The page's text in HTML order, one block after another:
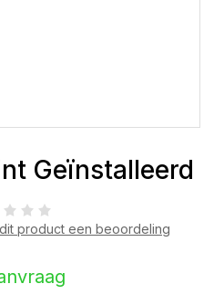
Geïnstalleerd
product een beoordeling